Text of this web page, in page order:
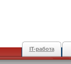
IT-работа